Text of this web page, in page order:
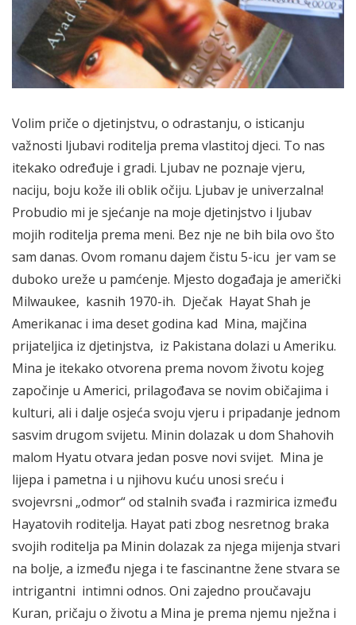
Volim priče o djetinjstvu, o odrastanju, o isticanju
važnosti ljubavi roditelja prema vlastitoj djeci. To nas
itekako određuje i gradi. Ljubav ne poznaje vjeru,
naciju, boju kože ili oblik očiju. Ljubav je univerzalna!
Probudio mi je sjećanje na moje djetinjstvo i ljubav
mojih roditelja prema meni. Bez nje ne bih bila ovo što
sam danas. Ovom romanu dajem čistu 5-icu jer vam se
duboko ureže u pamćenje. Mjesto događaja je američki
Milwaukee, kasnih 1970-ih. Dječak Hayat Shah je
Amerikanac i ima deset godina kad Mina, majčina
prijateljica iz djetinjstva, iz Pakistana dolazi u Ameriku.
Mina je itekako otvorena prema novom životu kojeg
započinje u Americi, prilagođava se novim običajima i
kulturi, ali i dalje osjeća svoju vjeru i pripadanje jednom
sasvim drugom svijetu. Minin dolazak u dom Shahovih
malom Hyatu otvara jedan posve novi svijet. Mina je
lijepa i pametna i u njihovu kuću unosi sreću i
svojevrsni „odmor“ od stalnih svađa i razmirica između
Hayatovih roditelja. Hayat pati zbog nesretnog braka
svojih roditelja pa Minin dolazak za njega mijenja stvari
na bolje, a između njega i te fascinantne žene stvara se
intrigantni intimni odnos. Oni zajedno proučavaju
Kuran, pričaju o životu a Mina je prema njemu nježna i